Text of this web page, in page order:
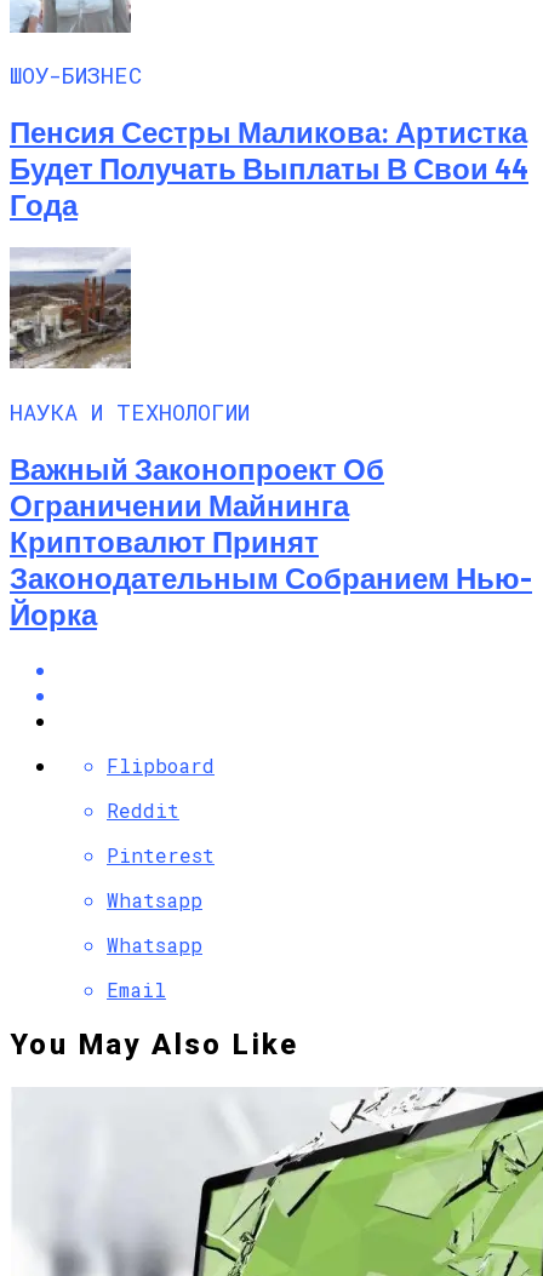
ШОУ-БИЗНЕС
Пенсия Сестры Маликова: Артистка
Будет Получать Выплаты В Свои 44
Года
НАУКА И ТЕХНОЛОГИИ
Важный Законопроект Об
Ограничении Майнинга
Криптовалют Принят
Законодательным Собранием Нью-
Йорка
Flipboard
Reddit
Pinterest
Whatsapp
Whatsapp
Email
You May Also Like